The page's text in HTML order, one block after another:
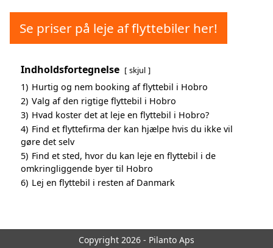
Se priser på leje af flyttebiler her!
Indholdsfortegnelse skjul
1) Hurtig og nem booking af flyttebil i Hobro
2) Valg af den rigtige flyttebil i Hobro
3) Hvad koster det at leje en flyttebil i Hobro?
4) Find et flyttefirma der kan hjælpe hvis du ikke vil
gøre det selv
5) Find et sted, hvor du kan leje en flyttebil i de
omkringliggende byer til Hobro
6) Lej en flyttebil i resten af Danmark
Copyright 2026 - Pilanto Aps